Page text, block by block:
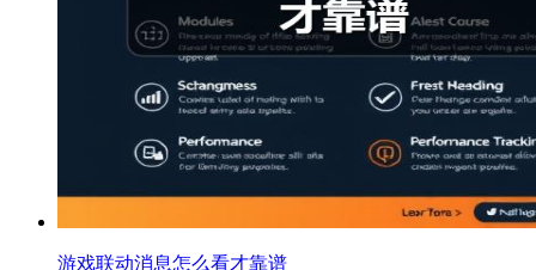
游戏联动消息怎么看才靠谱